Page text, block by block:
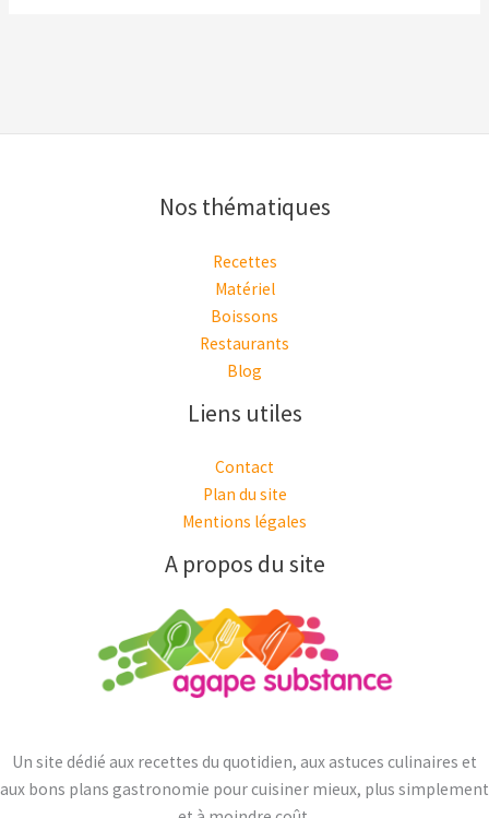
Nos thématiques
Recettes
Matériel
Boissons
Restaurants
Blog
Liens utiles
Contact
Plan du site
Mentions légales
A propos du site
Un site dédié aux recettes du quotidien, aux astuces culinaires et
aux bons plans gastronomie pour cuisiner mieux, plus simplement